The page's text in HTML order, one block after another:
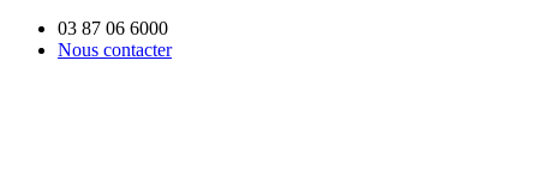
03 87 06 6000
Nous contacter